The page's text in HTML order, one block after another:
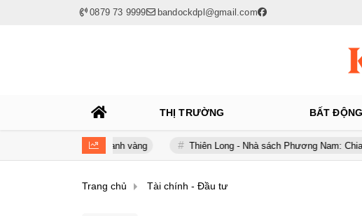
0879 73 9999 bandockdpl@gmail.com
THỊ TRƯỜNG BẤT
kinh doanh vàng Thiên Long - Nhà sách Phương Nam: Chia tay sau
Trang chủ Tài chính - Đầu tư